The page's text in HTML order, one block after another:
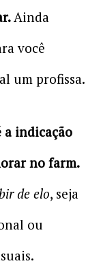
Ainda
você
um profissa.
indicação
no farm.
de elo, seja
ou